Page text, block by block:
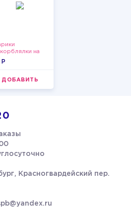
на
рождения для
P
ДОБАВИТЬ
Красногвардейский пер.